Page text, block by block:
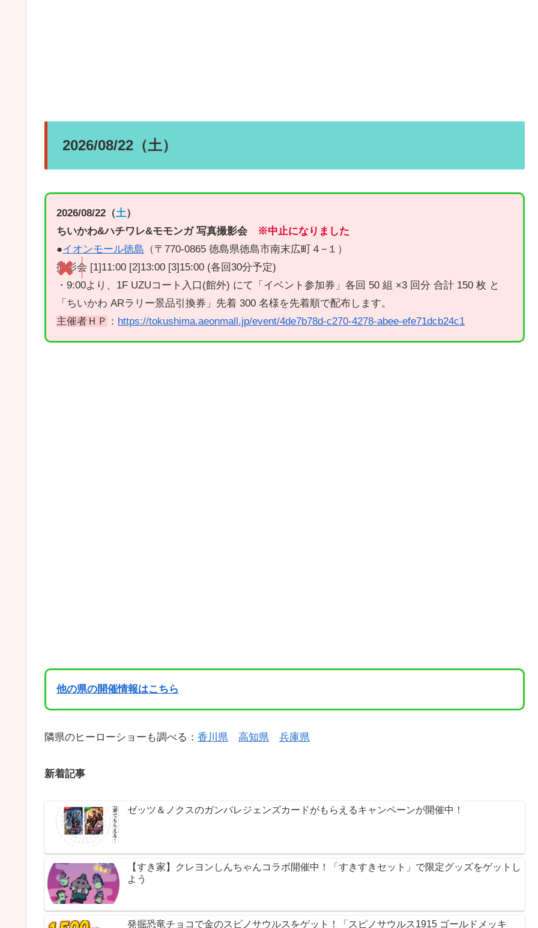
2026/08/22（土）
2026/08/22（土）
ちいかわ&ハチワレ&モモンガ 写真撮影会
※中止になりました
●イオンモール徳島 （〒770-0865 徳島県徳島市南末広町４−１）
撮影会 [1]11:00 [2]13:00 [3]15:00 (各回30分予定)
・9:00より、1F UZUコート入口(館外) にて「イベント参加券」各回 50 組 ×3 回分 合計 150 枚 と
「ちいかわ ARラリー景品引換券」先着 300 名様を先着順で配布します。
主催者ＨＰ ： https://tokushima.aeonmall.jp/event/4de7b78d-c270-4278-abee-efe71dcb24c1
他の県の開催情報はこちら
隣県のヒーローショーも調べる： 香川県 高知県 兵庫県
新着記事
ゼッツ＆ノクスのガンバレジェンズカードがもらえるキャンペーンが開催中！
【すき家】クレヨンしんちゃんコラボ開催中！「すきすきセット」で限定グッズをゲットし
よう
発掘恐竜チョコで金のスピノサウルスをゲット！「スピノサウルス1915 ゴールドメッキ